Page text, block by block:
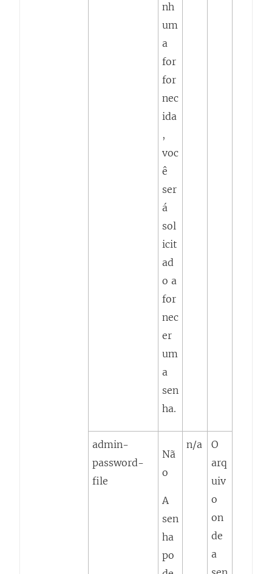
nh
um
a
for
for
nec
ida
,
voc
ê
ser
á
sol
icit
ad
o a
for
nec
er
um
a
sen
ha.
admin-
password-
file
Nã
o
A
sen
ha
po
n/a
O
arq
uiv
o
on
de
a